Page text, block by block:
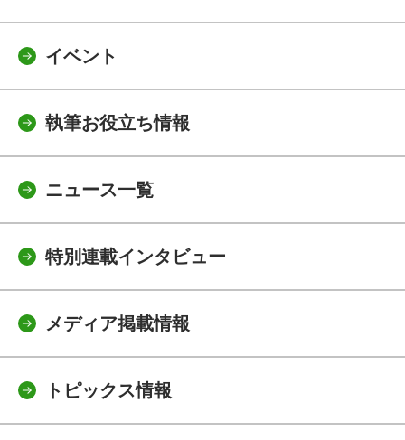
イベント
執筆お役立ち情報
ニュース一覧
特別連載インタビュー
メディア掲載情報
トピックス情報